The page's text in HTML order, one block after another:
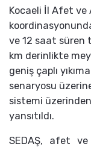
Kocaeli İl Afet ve
ve 12 saat süren
km derinlikte
geniş çaplı
senaryosu
sistemi
yansıtıldı.
SEDAŞ, afet